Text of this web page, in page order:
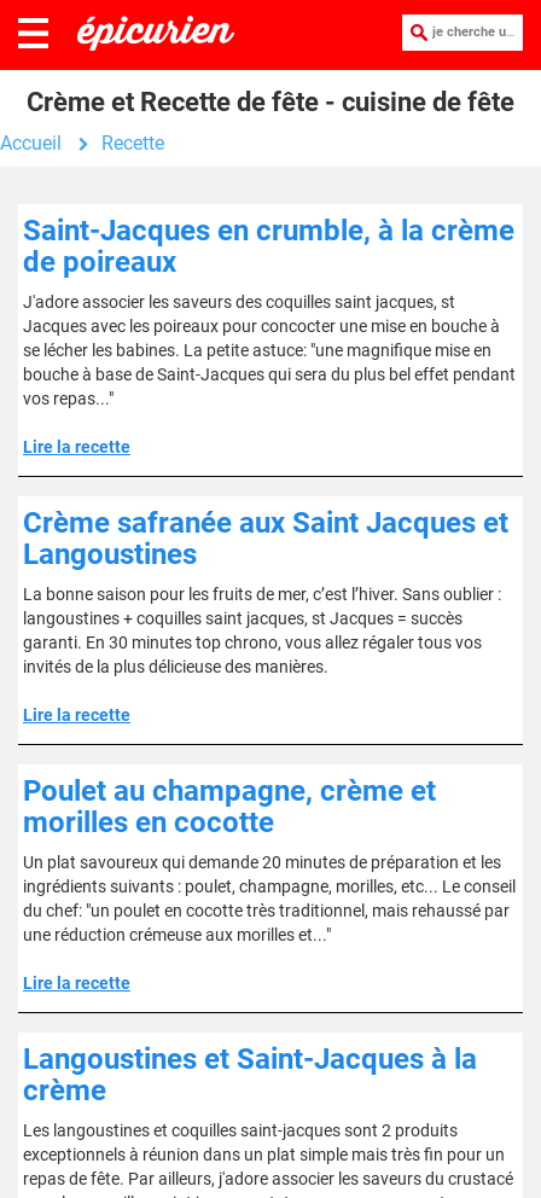
je cherche une recette :
Crème et Recette de fête - cuisine de fête
Accueil Recette
Saint-Jacques en crumble, à la crème
de poireaux
J'adore associer les saveurs des coquilles saint jacques, st
Jacques avec les poireaux pour concocter une mise en bouche à
se lécher les babines. La petite astuce: "une magnifique mise en
bouche à base de Saint-Jacques qui sera du plus bel effet pendant
vos repas..."
Lire la recette
Crème safranée aux Saint Jacques et
Langoustines
La bonne saison pour les fruits de mer, c’est l’hiver. Sans oublier :
langoustines + coquilles saint jacques, st Jacques = succès
garanti. En 30 minutes top chrono, vous allez régaler tous vos
invités de la plus délicieuse des manières.
Lire la recette
Poulet au champagne, crème et
morilles en cocotte
Un plat savoureux qui demande 20 minutes de préparation et les
ingrédients suivants : poulet, champagne, morilles, etc... Le conseil
du chef: "un poulet en cocotte très traditionnel, mais rehaussé par
une réduction crémeuse aux morilles et..."
Lire la recette
Langoustines et Saint-Jacques à la
crème
Les langoustines et coquilles saint-jacques sont 2 produits
exceptionnels à réunion dans un plat simple mais très fin pour un
repas de fête. Par ailleurs, j'adore associer les saveurs du crustacé